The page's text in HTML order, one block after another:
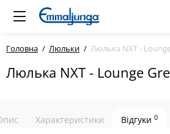
Головна Люльки Люлька NXT -
Люлька NXT - Lounge
Характеристики Відгуки 0